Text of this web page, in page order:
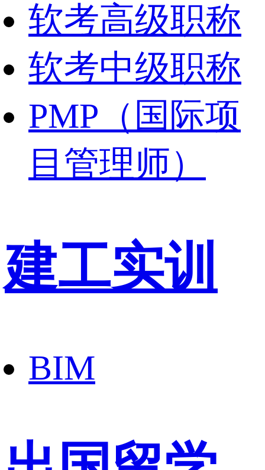
软考高级职称
软考中级职称
PMP（国际项
目管理师）
建工实训
BIM